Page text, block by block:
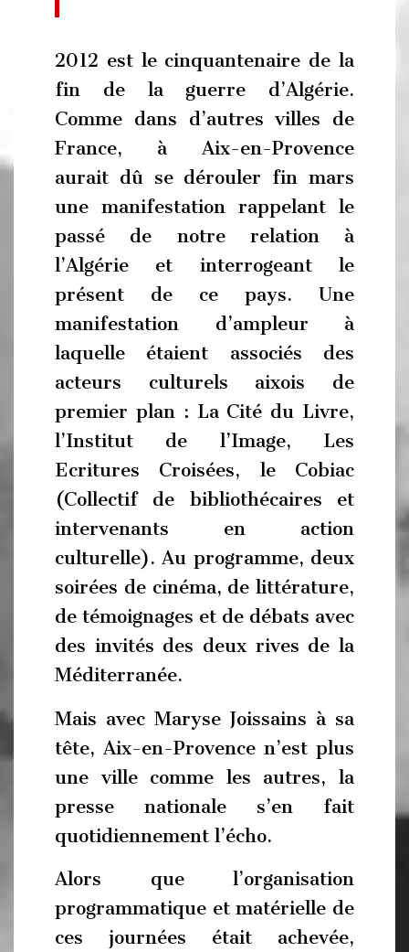
2012 est le cinquantenaire de la
fin de la guerre d’Algérie.
Comme dans d’autres villes de
France, à Aix-en-Provence
aurait dû se dérouler fin mars
une manifestation rappelant le
passé de notre relation à
l’Algérie et interrogeant le
présent de ce pays. Une
manifestation d’ampleur à
laquelle étaient associés des
acteurs culturels aixois de
premier plan : La Cité du Livre,
l’Institut de l’Image, Les
Ecritures Croisées, le Cobiac
(Collectif de bibliothécaires et
intervenants en action
culturelle). Au programme, deux
soirées de cinéma, de littérature,
de témoignages et de débats avec
des invités des deux rives de la
Méditerranée.
Mais avec Maryse Joissains à sa
tête, Aix-en-Provence n’est plus
une ville comme les autres, la
presse nationale s’en fait
quotidiennement l’écho.
Alors que l’organisation
programmatique et matérielle de
ces journées était achevée,